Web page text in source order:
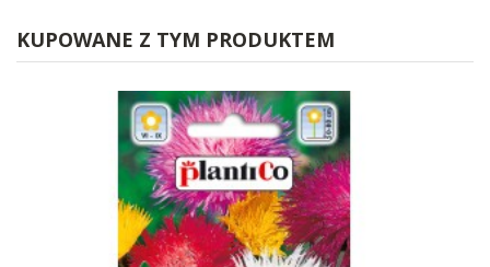
KUPOWANE Z TYM PRODUKTEM